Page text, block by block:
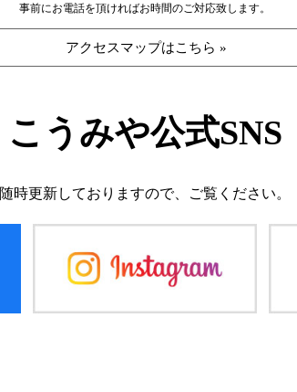
事前にお電話を頂ければお時間のご対応致します。
アクセスマップはこちら »
こうみや公式SNS
随時更新しておりますので、 ご覧ください。